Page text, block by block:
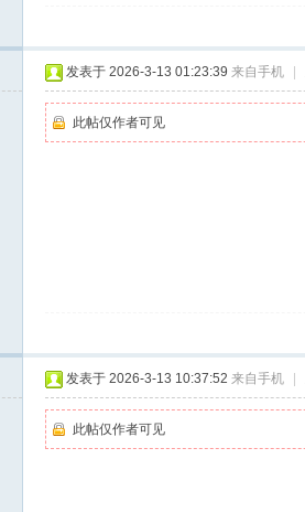
发表于 2026-3-13 01:23:39 来自手机
此帖仅作者可见
发表于 2026-3-13 10:37:52 来自手机
此帖仅作者可见